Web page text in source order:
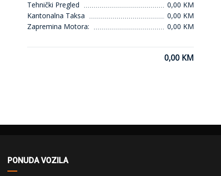
Tehnički Pregled
0,00 KM
Kantonalna Taksa
0,00 KM
Zapremina Motora:
0,00 KM
0,00 KM
PONUDA VOZILA